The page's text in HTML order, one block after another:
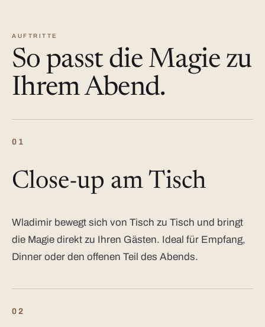
AUFTRITTE
So passt die Magie zu
Ihrem Abend.
01
Close-up am Tisch
Wladimir bewegt sich von Tisch zu Tisch und bringt
die Magie direkt zu Ihren Gästen. Ideal für Empfang,
Dinner oder den offenen Teil des Abends.
02